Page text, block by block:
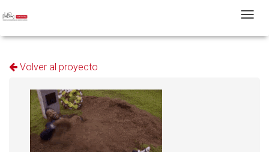
T
Volver al proyecto